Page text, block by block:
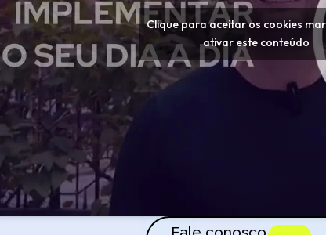
Clique para aceitar os cookies
ativar este conteúdo